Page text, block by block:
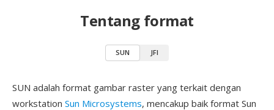
Tentang format
SUN JFI
SUN adalah format gambar raster yang terkait dengan
workstation Sun Microsystems, mencakup baik format Sun